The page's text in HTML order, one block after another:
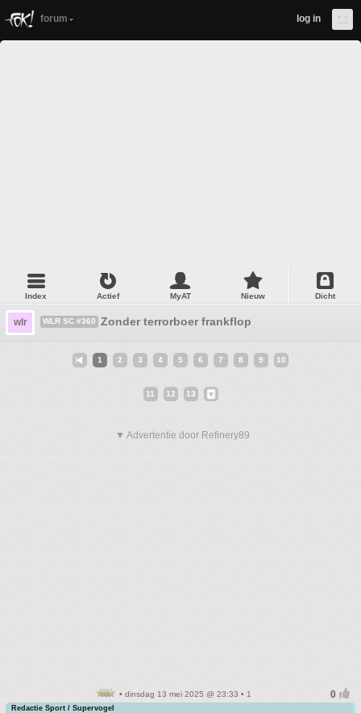
forum log in
Index Actief MyAT Nieuw Dicht
wlr WLR SC #360 Zonder terrorboer frankflop
1 2 3 4 5 6 7 8 9 10
11 12 13
▼ Advertentie door Refinery89
• dinsdag 13 mei 2025 @ 23:33 • 1
Redactie Sport / Supervogel